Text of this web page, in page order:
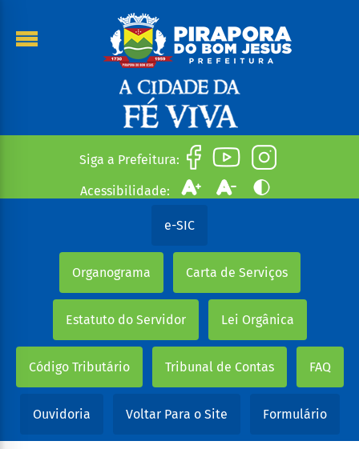
Siga a Prefeitura:
Acessibilidade:
e-SIC
Organograma Carta de Serviços
Estatuto do Servidor Lei Orgânica
Código Tributário Tribunal de Contas FAQ
Ouvidoria Voltar Para o Site Formulário